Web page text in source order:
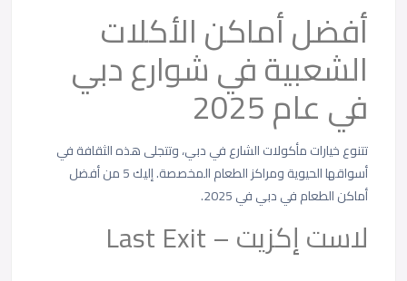
أفضل أماكن الأكلات
الشعبية في شوارع دبي
في عام 2025
تتنوع خيارات مأكولات الشارع في دبي، وتتجلى هذه الثقافة في
أسواقها الحيوية ومراكز الطعام المخصصة. إليك 5 من أفضل
أماكن الطعام في دبي في 2025.
لاست إكزيت – Last Exit